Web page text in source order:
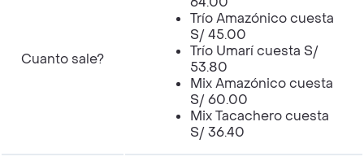
Cuanto sale?
Trío Amazónico cuesta
S/ 45.00
Trío Umarí cuesta S/
53.80
Mix Amazónico cuesta
S/ 60.00
Mix Tacachero cuesta
S/ 36.40